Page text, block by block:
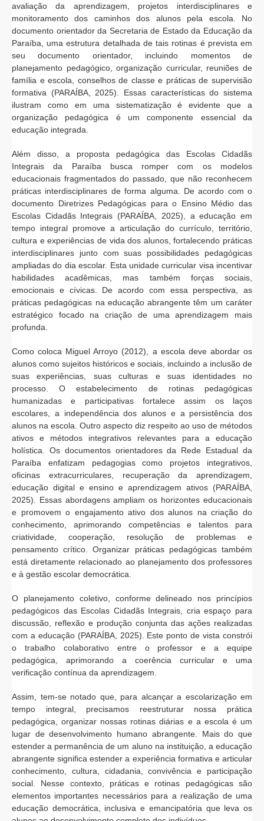
avaliação da aprendizagem, projetos interdisciplinares e
monitoramento dos caminhos dos alunos pela escola. No
documento orientador da Secretaria de Estado da Educação da
Paraíba, uma estrutura detalhada de tais rotinas é prevista em
seu documento orientador, incluindo momentos de
planejamento pedagógico, organização curricular, reuniões de
família e escola, conselhos de classe e práticas de supervisão
formativa (PARAÍBA, 2025). Essas características do sistema
ilustram como em uma sistematização é evidente que a
organização pedagógica é um componente essencial da
educação integrada.
Além disso, a proposta pedagógica das Escolas Cidadãs
Integrais da Paraíba busca romper com os modelos
educacionais fragmentados do passado, que não reconhecem
práticas interdisciplinares de forma alguma. De acordo com o
documento Diretrizes Pedagógicas para o Ensino Médio das
Escolas Cidadãs Integrais (PARAÍBA, 2025), a educação em
tempo integral promove a articulação do currículo, território,
cultura e experiências de vida dos alunos, fortalecendo práticas
interdisciplinares junto com suas possibilidades pedagógicas
ampliadas do dia escolar. Esta unidade curricular visa incentivar
habilidades acadêmicas, mas também forças sociais,
emocionais e cívicas. De acordo com essa perspectiva, as
práticas pedagógicas na educação abrangente têm um caráter
estratégico focado na criação de uma aprendizagem mais
profunda.
Como coloca Miguel Arroyo (2012), a escola deve abordar os
alunos como sujeitos históricos e sociais, incluindo a inclusão de
suas experiências, suas culturas e suas identidades no
processo. O estabelecimento de rotinas pedagógicas
humanizadas e participativas fortalece assim os laços
escolares, a independência dos alunos e a persistência dos
alunos na escola. Outro aspecto diz respeito ao uso de métodos
ativos e métodos integrativos relevantes para a educação
holística. Os documentos orientadores da Rede Estadual da
Paraíba enfatizam pedagogias como projetos integrativos,
oficinas extracurriculares, recuperação da aprendizagem,
educação digital e ensino e aprendizagem ativos (PARAÍBA,
2025). Essas abordagens ampliam os horizontes educacionais
e promovem o engajamento ativo dos alunos na criação do
conhecimento, aprimorando competências e talentos para
criatividade, cooperação, resolução de problemas e
pensamento crítico. Organizar práticas pedagógicas também
está diretamente relacionado ao planejamento dos professores
e à gestão escolar democrática.
O planejamento coletivo, conforme delineado nos princípios
pedagógicos das Escolas Cidadãs Integrais, cria espaço para
discussão, reflexão e produção conjunta das ações realizadas
com a educação (PARAÍBA, 2025). Este ponto de vista constrói
o trabalho colaborativo entre o professor e a equipe
pedagógica, aprimorando a coerência curricular e uma
verificação contínua da aprendizagem.
Assim, tem-se notado que, para alcançar a escolarização em
tempo integral, precisamos reestruturar nossa prática
pedagógica, organizar nossas rotinas diárias e a escola é um
lugar de desenvolvimento humano abrangente. Mais do que
estender a permanência de um aluno na instituição, a educação
abrangente significa estender a experiência formativa e articular
conhecimento, cultura, cidadania, convivência e participação
social. Nesse contexto, práticas e rotinas pedagógicas são
elementos importantes necessários para a realização de uma
educação democrática, inclusiva e emancipatória que leva os